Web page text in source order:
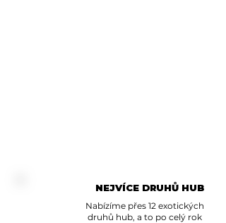
NEJVÍCE DRUHŮ HUB
Nabízíme přes 12 exotických
druhů hub, a to po celý rok